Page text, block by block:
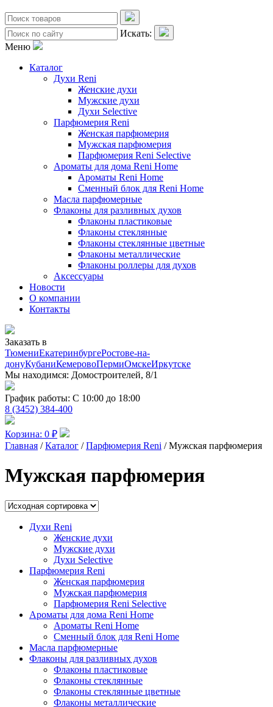
Искать:
Меню
Каталог
Духи Reni
Женские духи
Мужские духи
Духи Selective
Парфюмерия Reni
Женская парфюмерия
Мужская парфюмерия
Парфюмерия Reni Selective
Ароматы для дома Reni Home
Ароматы Reni Home
Сменный блок для Reni Home
Масла парфюмерные
Флаконы для разливных духов
Флаконы пластиковые
Флаконы стеклянные
Флаконы стеклянные цветные
Флаконы металлические
Флаконы роллеры для духов
Аксессуары
Новости
О компании
Контакты
Заказать в
ТюмениЕкатеринбургеРостове-на-
донуКубаниКемеровоПермиОмскеИркутске
Мы находимся: Домостроителей, 8/1
График работы: С 10:00 до 18:00
8 (3452) 384-400
Корзина: 0 ₽
Главная /Каталог /Парфюмерия Reni / Мужская парфюмерия
Мужская парфюмерия
Духи Reni
Женские духи
Мужские духи
Духи Selective
Парфюмерия Reni
Женская парфюмерия
Мужская парфюмерия
Парфюмерия Reni Selective
Ароматы для дома Reni Home
Ароматы Reni Home
Сменный блок для Reni Home
Масла парфюмерные
Флаконы для разливных духов
Флаконы пластиковые
Флаконы стеклянные
Флаконы стеклянные цветные
Флаконы металлические